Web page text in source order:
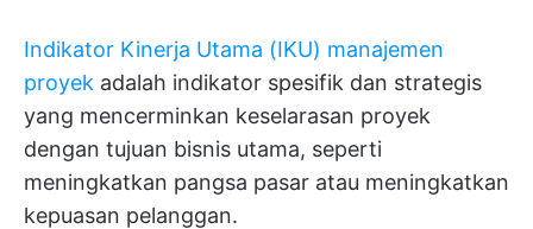
Indikator Kinerja Utama (IKU) manajemen
proyek adalah indikator spesifik dan strategis
yang mencerminkan keselarasan proyek
dengan tujuan bisnis utama, seperti
meningkatkan pangsa pasar atau meningkatkan
kepuasan pelanggan.